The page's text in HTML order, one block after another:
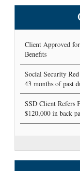
Client Approved
Benefits
Social Security
43 months of past
SSD Client Refers
$120,000 in back